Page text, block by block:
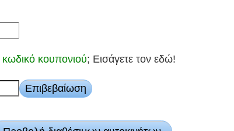
κωδικό κουπονιού; Εισάγετε τον εδώ!